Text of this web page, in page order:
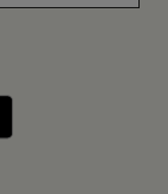
meg: Google